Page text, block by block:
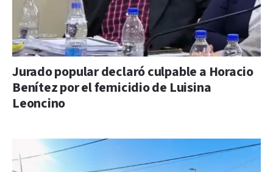
Jurado popular declaró culpable a Horacio
Benítez por el femicidio de Luisina
Leoncino